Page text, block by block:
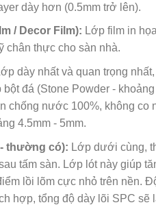
dày hơn (0.5mm trở lên).
/ Decor Film): Lớp film in
chân thực cho sàn nhà.
dày nhất và quan trọng
đá (Stone Powder -
chống nước 100%, không co
4.5mm - 5mm.
thường có): Lớp dưới cùng,
tấm sàn. Lớp lót này giúp
lồi lõm cực nhỏ trên nền.
hợp, tổng độ dày lõi SPC sẽ